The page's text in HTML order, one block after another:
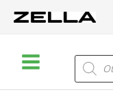
Menu
Products
search